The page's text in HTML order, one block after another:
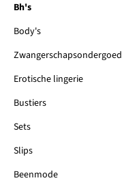
Bh's
Body's
Zwangerschapsondergoed
Erotische lingerie
Bustiers
Sets
Slips
Beenmode